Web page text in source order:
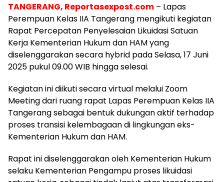
TANGERANG, Reportasexpost.com – Lapas
Perempuan Kelas IIA Tangerang mengikuti kegiatan
Rapat Percepatan Penyelesaian Likuidasi Satuan
Kerja Kementerian Hukum dan HAM yang
diselenggarakan secara hybrid pada Selasa, 17 Juni
2025 pukul 09.00 WIB hingga selesai.
Kegiatan ini diikuti secara virtual melalui Zoom
Meeting dari ruang rapat Lapas Perempuan Kelas IIA
Tangerang sebagai bentuk dukungan aktif terhadap
proses transisi kelembagaan di lingkungan eks-
Kementerian Hukum dan HAM.
Rapat ini diselenggarakan oleh Kementerian Hukum
selaku Kementerian Pengampu proses likuidasi